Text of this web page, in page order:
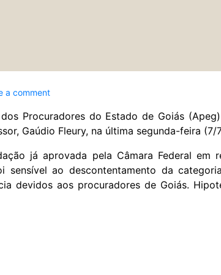
a comment
Procuradores do Estado de Goiás
Gaúdio Fleury, na última segunda-feira (7/
já aprovada pela Câmara Federal
sensível ao descontentamento da
devidos aos procuradores de Goiás.